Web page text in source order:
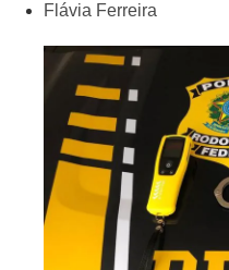
Flávia Ferreira